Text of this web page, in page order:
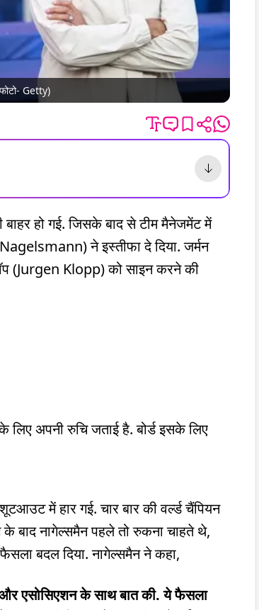
Getty)
हो गई. जिसके बाद से टीम मैनेजमेंट में
ने इस्तीफा दे दिया. जर्मन
(Jurgen Klopp) को साइन करने की
लिए अपनी रुचि जताई है. बोर्ड इसके लिए
में हार गई. चार बार की वर्ल्ड चैंपियन
के बाद नागेल्समैन पहले तो रुकना चाहते थे,
बदल दिया. नागेल्समैन ने कहा,
और एसोसिएशन के साथ बात की. ये फैसला